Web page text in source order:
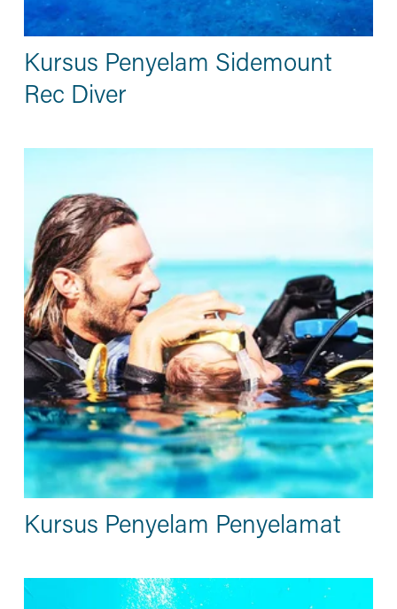
Kursus Penyelam Sidemount
Rec Diver
Kursus Penyelam Penyelamat